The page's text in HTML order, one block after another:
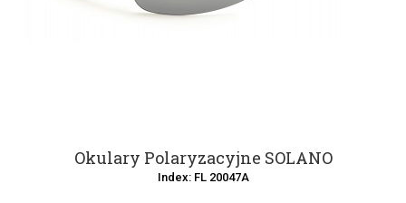
Okulary Polaryzacyjne SOLANO
Index: FL 20047A